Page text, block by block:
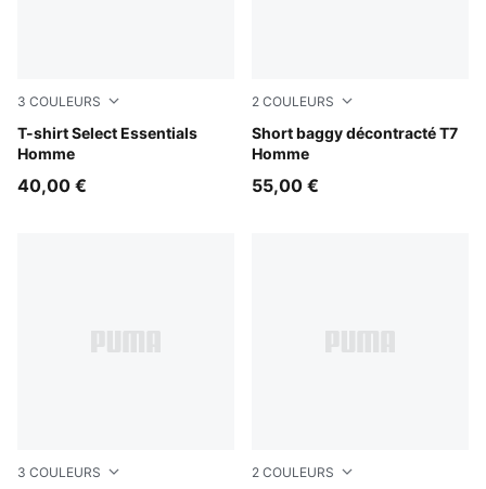
3 COULEURS
T-shirt Select Essentials
Homme
Medium Gray Heather
40,00 €
2 COULEURS
Short baggy décontracté T7
Homme
Puma Black
55,00 €
3 COULEURS 2 COULEURS